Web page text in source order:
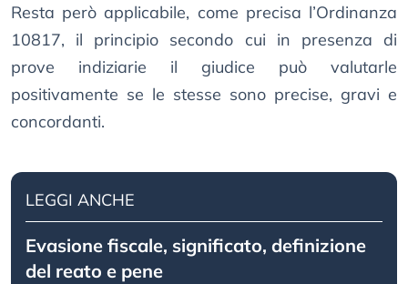
Resta però applicabile, come precisa l’Ordinanza
10817, il principio secondo cui in presenza di
prove indiziarie il giudice può valutarle
positivamente se le stesse sono precise, gravi e
concordanti.
LEGGI ANCHE
Evasione fiscale, significato, definizione
del reato e pene